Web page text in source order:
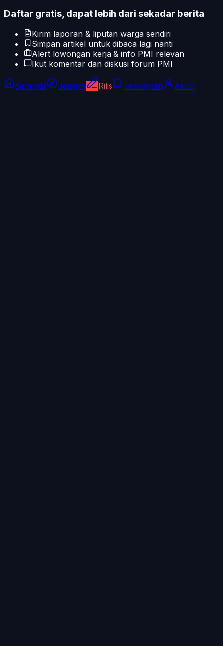
Daftar gratis, dapat lebih dari sekadar berita
Kirim laporan & liputan warga sendiri
Simpan artikel untuk dibaca lagi nanti
Alert lowongan kerja & info PMI relevan
Ikut komentar dan diskusi forum PMI
Beranda Jelajahi Rilis Tersimpan Akun